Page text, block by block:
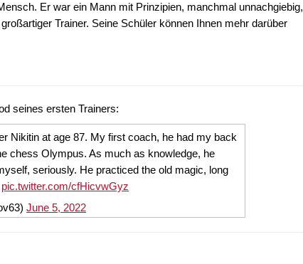
Er war ein Mann mit Prinzipien, manchmal unnachgiebig,
Trainer. Seine Schüler können Ihnen mehr darüber
seines ersten Trainers:
Nikitin at age 87. My first coach, he had my back
chess Olympus. As much as knowledge, he
seriously. He practiced the old magic, long
pic.twitter.com/cfHicvwGyz
June 5, 2022